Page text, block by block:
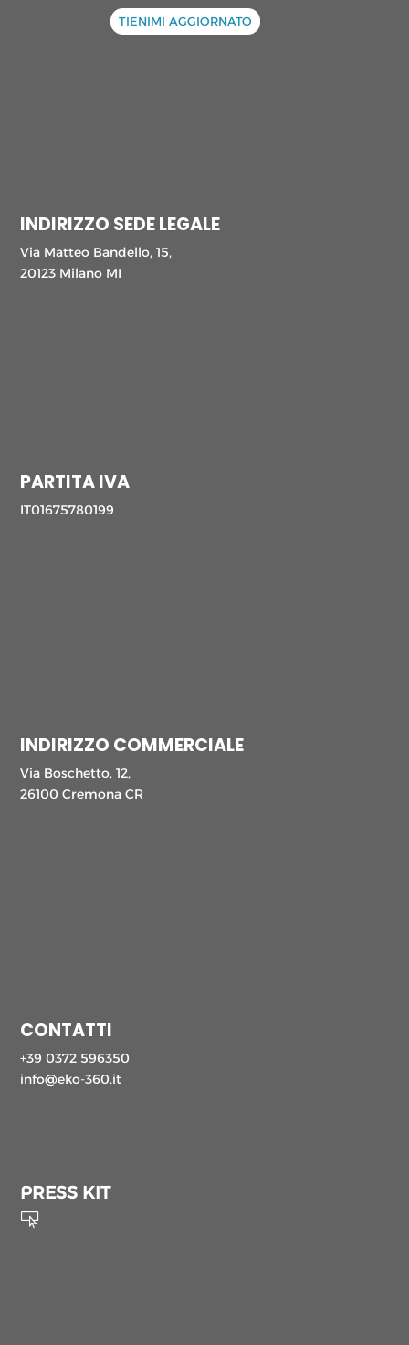
TIENIMI AGGIORNATO
INDIRIZZO SEDE LEGALE
Via Matteo Bandello, 15,
20123 Milano MI
PARTITA IVA
IT01675780199
INDIRIZZO COMMERCIALE
Via Boschetto, 12,
26100 Cremona CR
CONTATTI
+39 0372 596350
info@eko-360.it
PRESS KIT
